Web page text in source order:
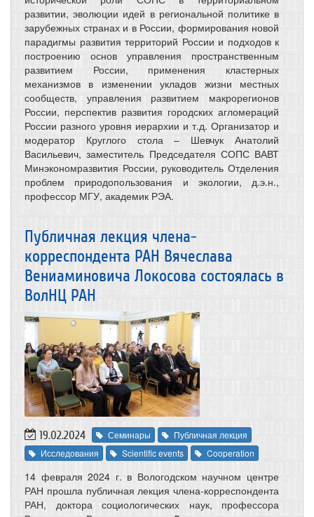
развитии, эволюции идей в региональной политике в
зарубежных странах и в России, формирования новой
парадигмы развития территорий России и подходов к
построению основ управления пространственным
развитием России, применения кластерных
механизмов в изменении укладов жизни местных
сообществ, управления развитием макрорегионов
России, перспектив развития городских агломераций
России разного уровня иерархии и т.д. Организатор и
модератор Круглого стола – Шевчук Анатолий
Васильевич, заместитель Председателя СОПС ВАВТ
Минэкономразвития России, руководитель Отделения
проблем природопользования и экологии, д.э.н.,
профессор МГУ, академик РЭА.
Публичная лекция члена-
корреспондента РАН Вячеслава
Вениаминовича Локосова состоялась в
ВолНЦ РАН
19.02.2024 Семинары
Публичная лекция
Исследования
Scientific events Cooperation
14 февраля 2024 г. в Вологодском научном центре
РАН прошла публичная лекция члена-корреспондента
РАН, доктора социологических наук, профессора